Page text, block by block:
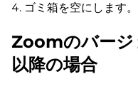
ゴミ箱を空にします。
Zoomのバー
以降の場合